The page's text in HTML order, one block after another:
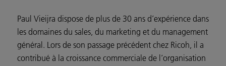
Paul Vieijra dispose de plus de 30 ans d’expérience dans
les domaines du sales, du marketing et du management
général. Lors de son passage précédent chez Ricoh, il a
contribué à la croissance commerciale de l’organisation